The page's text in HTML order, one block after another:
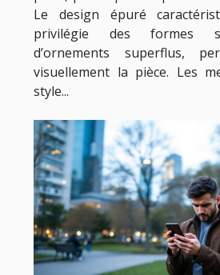
Le design épuré
privilégie des formes
d’ornements superflus,
visuellement la pièce. Les
style...